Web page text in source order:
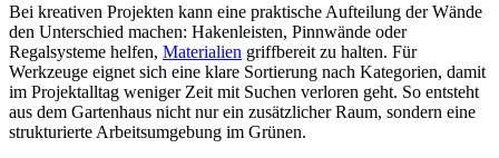
Bei kreativen Projekten kann eine praktische Aufteilung der Wände
den Unterschied machen: Hakenleisten, Pinnwände oder
Regalsysteme helfen, Materialien griffbereit zu halten. Für
Werkzeuge eignet sich eine klare Sortierung nach Kategorien, damit
im Projektalltag weniger Zeit mit Suchen verloren geht. So entsteht
aus dem Gartenhaus nicht nur ein zusätzlicher Raum, sondern eine
strukturierte Arbeitsumgebung im Grünen.